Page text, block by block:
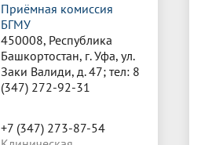
Приёмная комиссия
БГМУ
450008, Республика
Башкортостан, г. Уфа, ул.
Заки Валиди, д. 47; тел: 8
(347) 272-92-31
+7 (347) 273-87-54